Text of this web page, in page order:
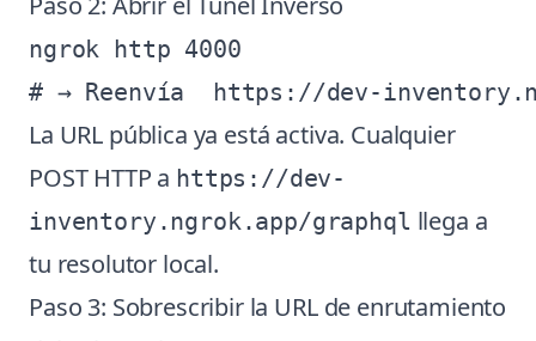
ngrok http 4000
La URL pública ya está activa. Cualquier
POST HTTP a https://dev-
inventory.ngrok.app/graphql llega a
tu resolutor local.
Paso 3: Sobrescribir la URL de enrutamiento